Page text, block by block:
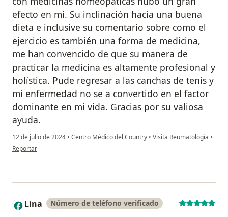
efecto en mi. Su inclinación hacia una buena
dieta e inclusive su comentario sobre como el
ejercicio es también una forma de medicina,
me han convencido de que su manera de
practicar la medicina es altamente profesional y
holística. Pude regresar a las canchas de tenis y
mi enfermedad no se a convertido en el factor
dominante en mi vida. Gracias por su valiosa
ayuda.
12 de julio de 2024 • Centro Médico del Country • Visita Reumatología •
en opinión del usuario Jean Paul
Reportar
L Lina Número de teléfono verificado